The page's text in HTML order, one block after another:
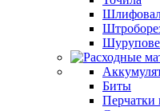
Биты
Перчатки